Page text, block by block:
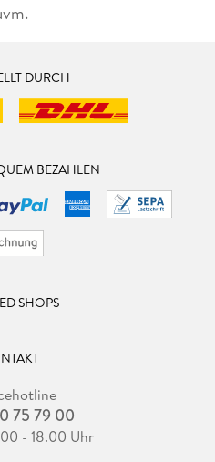
DURCH
BEZAHLEN
SHOPS
75 79 00
- 18.00 Uhr